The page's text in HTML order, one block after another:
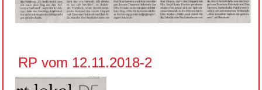
RP vom 12.11.2018-2